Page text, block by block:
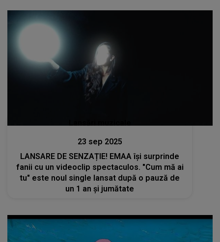
23 sep 2025
LANSARE DE SENZAȚIE! EMAA își surprinde
fanii cu un videoclip spectaculos. "Cum mă ai
tu" este noul single lansat după o pauză de
un 1 an și jumătate